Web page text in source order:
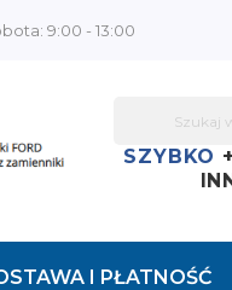
9:00 - 13:00
SZYBKO +
I PŁATNOŚĆ